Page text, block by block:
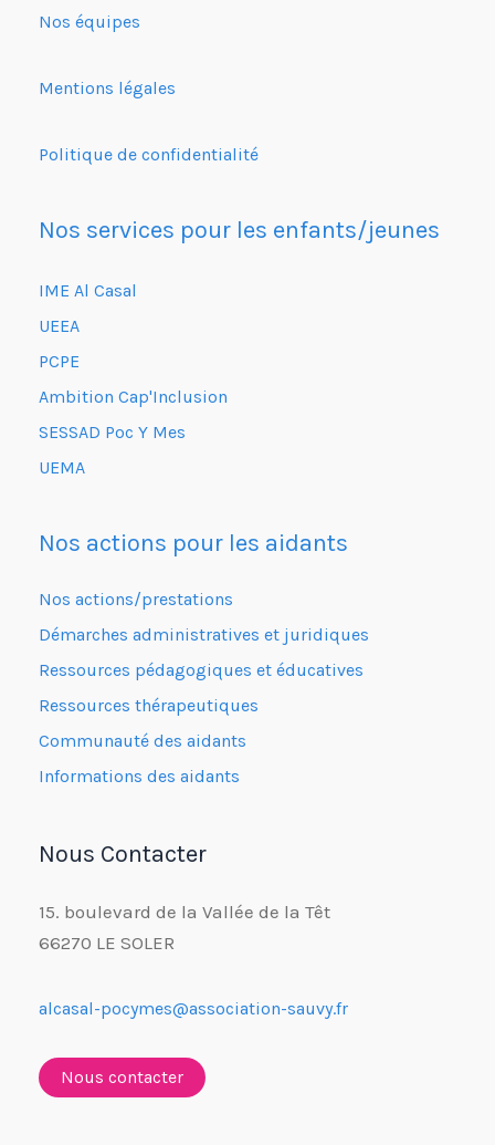
Nos équipes
Mentions légales
Politique de confidentialité
Nos services pour les enfants/jeunes
IME Al Casal
UEEA
PCPE
Ambition Cap'Inclusion
SESSAD Poc Y Mes
UEMA
Nos actions pour les aidants
Nos actions/prestations
Démarches administratives et juridiques
Ressources pédagogiques et éducatives
Ressources thérapeutiques
Communauté des aidants
Informations des aidants
Nous Contacter
15. boulevard de la Vallée de la Têt
66270 LE SOLER
alcasal-pocymes@association-sauvy.fr
Nous contacter